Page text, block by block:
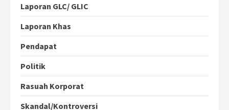
Laporan GLC/ GLIC
Laporan Khas
Pendapat
Politik
Rasuah Korporat
Skandal/Kontroversi